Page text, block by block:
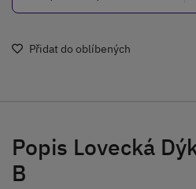
Přidat do oblíbených
Popis Lovecká
B